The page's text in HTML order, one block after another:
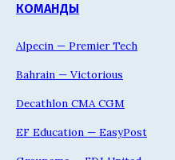
КОМАНДЫ
Alpecin — Premier Tech
Bahrain — Victorious
Decathlon CMA CGM
EF Education — EasyPost